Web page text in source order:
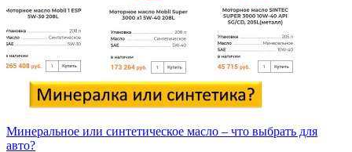
Минеральное или синтетическое масло – что выбрать для
авто?